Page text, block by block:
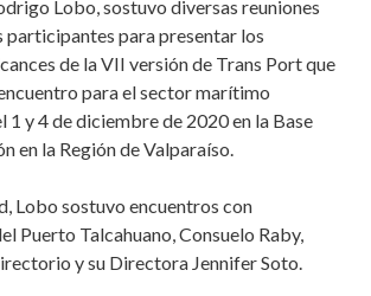
Lobo, sostuvo diversas reuniones
participantes para presentar los
de la VII versión de Trans Port que
para el sector marítimo
1 y 4 de diciembre de 2020 en la Base
en la Región de Valparaíso.
Lobo sostuvo encuentros con
Puerto Talcahuano, Consuelo Raby,
y su Directora Jennifer Soto.